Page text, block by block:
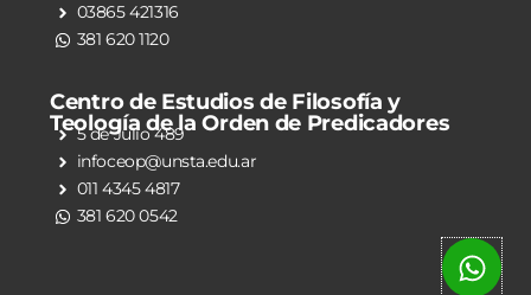
03865 421316
381 620 1120
Centro de Estudios de Filosofía y
Teología de la Orden de Predicadores
5 de Julio 489
infoceop@unsta.edu.ar
011 4345 4817
381 620 0542